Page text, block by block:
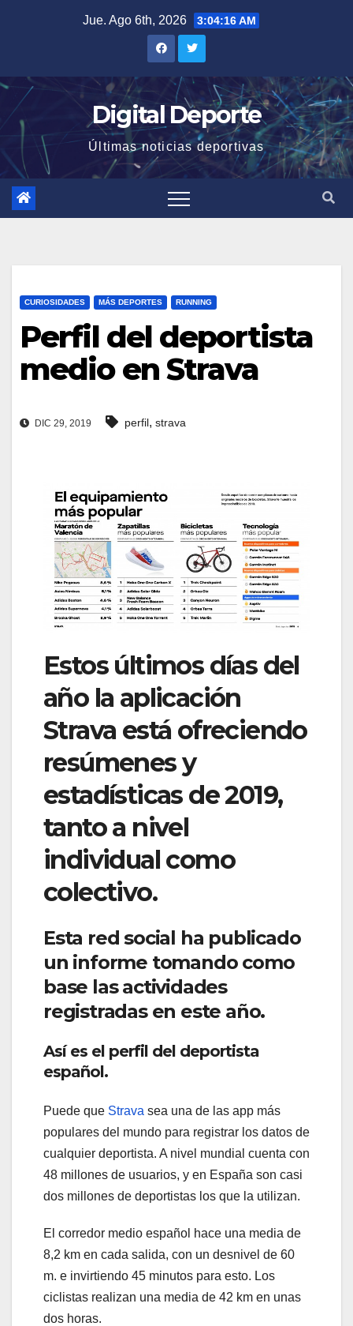
Jue. Ago 6th, 2026 3:04:17 AM
Digital Deporte
Últimas noticias deportivas
CURIOSIDADES MÁS DEPORTES RUNNING
Perfil del deportista
medio en Strava
DIC 29, 2019 perfil, strava
Estos últimos días del
año la aplicación
Strava está ofreciendo
resúmenes y
estadísticas de 2019,
tanto a nivel
individual como
colectivo.
Esta red social ha publicado
un informe tomando como
base las actividades
registradas en este año.
Así es el perfil del deportista
español.
Puede que Strava sea una de las app más
populares del mundo para registrar los datos de
cualquier deportista. A nivel mundial cuenta con
48 millones de usuarios, y en España son casi
dos millones de deportistas los que la utilizan.
El corredor medio español hace una media de
8,2 km en cada salida, con un desnivel de 60
m. e invirtiendo 45 minutos para esto. Los
ciclistas realizan una media de 42 km en unas
dos horas.